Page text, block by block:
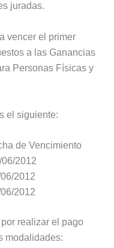
juradas.
vencer el primer
a las Ganancias
Personas Físicas y
el siguiente:
de Vencimiento
realizar el pago
modalidades: